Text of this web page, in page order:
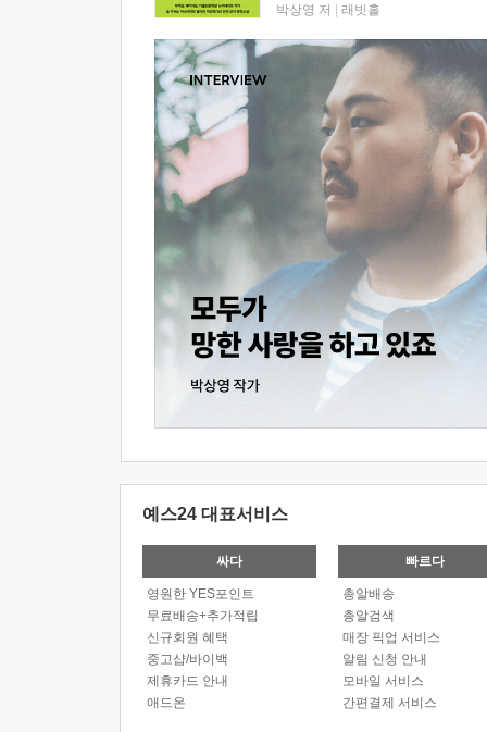
박상영 저 래빗홀
예스24 대표서비스
싸다
영원한 YES포인트
무료배송+추가적립
신규회원 혜택
중고샵/바이백
제휴카드 안내
애드온
빠르다
총알배송
총알검색
매장 픽업 서비스
알림 신청 안내
모바일 서비스
간편결제 서비스